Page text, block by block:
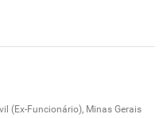
(Ex-Funcionário), Minas Gerais